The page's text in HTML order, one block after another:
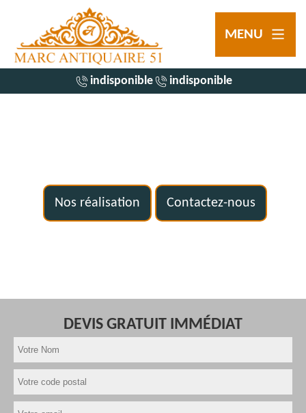
MENU
indisponible indisponible
Nos réalisation Contactez-nous
DEVIS GRATUIT IMMÉDIAT